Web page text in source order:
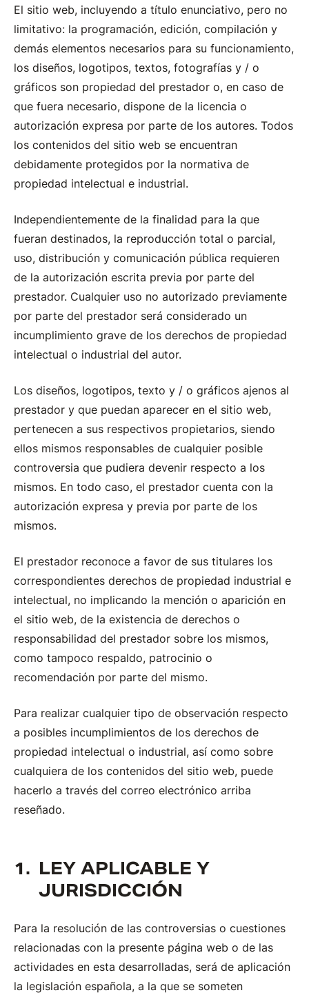
El sitio web, incluyendo a título enunciativo, pero no
limitativo: la programación, edición, compilación y
demás elementos necesarios para su funcionamiento,
los diseños, logotipos, textos, fotografías y / o
gráficos son propiedad del prestador o, en caso de
que fuera necesario, dispone de la licencia o
autorización expresa por parte de los autores. Todos
los contenidos del sitio web se encuentran
debidamente protegidos por la normativa de
propiedad intelectual e industrial.
Independientemente de la finalidad para la que
fueran destinados, la reproducción total o parcial,
uso, distribución y comunicación pública requieren
de la autorización escrita previa por parte del
prestador. Cualquier uso no autorizado previamente
por parte del prestador será considerado un
incumplimiento grave de los derechos de propiedad
intelectual o industrial del autor.
Los diseños, logotipos, texto y / o gráficos ajenos al
prestador y que puedan aparecer en el sitio web,
pertenecen a sus respectivos propietarios, siendo
ellos mismos responsables de cualquier posible
controversia que pudiera devenir respecto a los
mismos. En todo caso, el prestador cuenta con la
autorización expresa y previa por parte de los
mismos.
El prestador reconoce a favor de sus titulares los
correspondientes derechos de propiedad industrial e
intelectual, no implicando la mención o aparición en
el sitio web, de la existencia de derechos o
responsabilidad del prestador sobre los mismos,
como tampoco respaldo, patrocinio o
recomendación por parte del mismo.
Para realizar cualquier tipo de observación respecto
a posibles incumplimientos de los derechos de
propiedad intelectual o industrial, así como sobre
cualquiera de los contenidos del sitio web, puede
hacerlo a través del correo electrónico arriba
reseñado.
LEY APLICABLE Y
JURISDICCIÓN
Para la resolución de las controversias o cuestiones
relacionadas con la presente página web o de las
actividades en esta desarrolladas, será de aplicación
la legislación española, a la que se someten